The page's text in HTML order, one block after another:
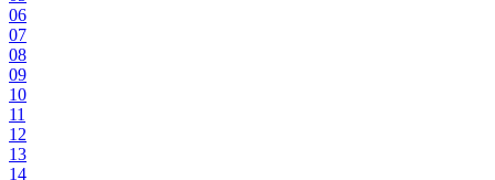
06
07
08
09
10
11
12
13
14